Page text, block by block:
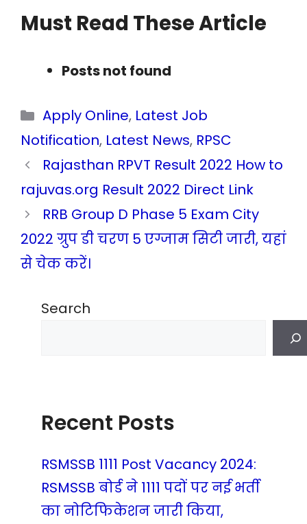
Must Read These Article
Posts not found
Categories
Apply Online, Latest Job
Notification, Latest News, RPSC
Rajasthan RPVT Result 2022 How to
rajuvas.org Result 2022 Direct Link
RRB Group D Phase 5 Exam City
2022 ग्रुप डी चरण 5 एग्जाम सिटी जारी, यहां
से चेक करें।
Search
Recent Posts
RSMSSB 1111 Post Vacancy 2024:
RSMSSB बोर्ड ने 1111 पदों पर नई भर्ती
का नोटिफिकेशन जारी किया,